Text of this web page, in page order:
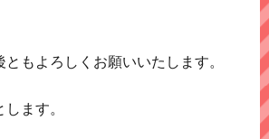
もよろしくお願いいたします。
ます。